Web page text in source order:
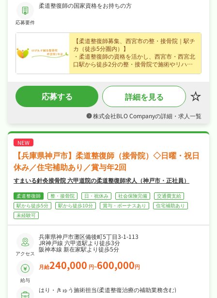
応募要件
柔道整復師の国家資格をお持ちの方
【柔道整復師募集、西宮市の整・接骨院｜駅チ
カ（徒歩5分圏内）】
・柔道整復師の資格を活かし、西宮市・西宮北
口駅から徒歩2分の整・接骨院で施術やリハビ
・賞与あり・役職手当など各種手当・昇給あり
など好待遇で、月給23〜40万円の正社員求人、
あなたの経験を正当に評価します◎
オンオフを切り替えて長く続けられる環境です
・社会保険完備、研修制度あり、制服貸与で、
応募する 詳細を見る
株式会社BLO Companyの詳細・求人一覧
【兵庫県神戸市】柔道整復師（接骨院）◇日曜・祝日
休み／住宅補助あり／賞与年2回
すまいる針灸接骨院 六甲道院の柔道整復師求人（神戸市・正社員）
柔道整復師 整・接骨院 日・祝休み 社会保険完備
交通費支給
駅から徒歩5分
駅から徒歩10分 賞与・ボーナスあり
住宅補助あり
未経験可
アクセス
兵庫県神戸市灘区備後町5丁目3-1-113
JR神戸線 六甲道駅より徒歩3分
阪神本線 新在家駅より徒歩5分
給与
月給240,000 円~600,000円
はり・きゅう施術担当(柔道整復治療の補助業務含む)